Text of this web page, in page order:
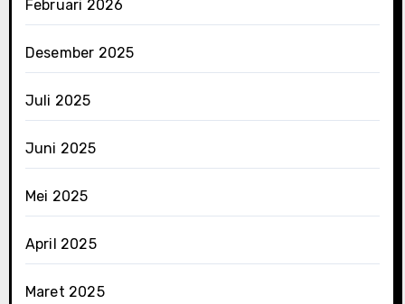
Februari 2026
Desember 2025
Juli 2025
Juni 2025
Mei 2025
April 2025
Maret 2025